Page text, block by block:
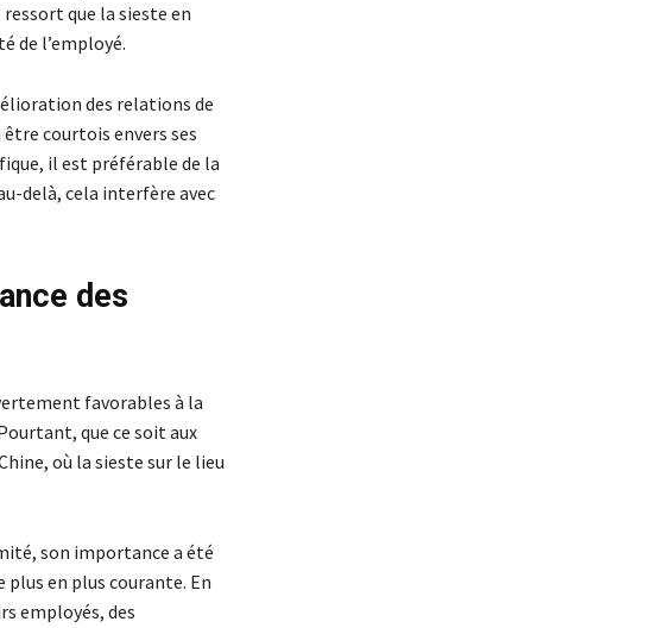
que la sieste en
de l’employé.
des relations de
courtois envers ses
il est préférable de la
delà, cela interfère avec
des
favorables à la
que ce soit aux
où la sieste sur le lieu
son importance a été
en plus courante. En
employés, des